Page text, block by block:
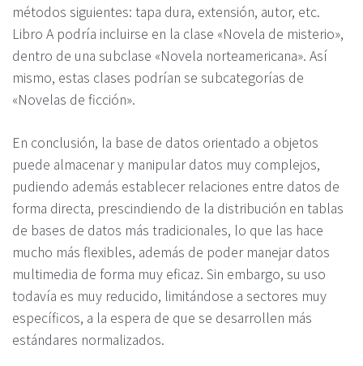
métodos siguientes: tapa dura, extensión, autor, etc.
Libro A podría incluirse en la clase «Novela de misterio»,
dentro de una subclase «Novela norteamericana». Así
mismo, estas clases podrían se subcategorías de
«Novelas de ficción».
En conclusión, la base de datos orientado a objetos
puede almacenar y manipular datos muy complejos,
pudiendo además establecer relaciones entre datos de
forma directa, prescindiendo de la distribución en tablas
de bases de datos más tradicionales, lo que las hace
mucho más flexibles, además de poder manejar datos
multimedia de forma muy eficaz. Sin embargo, su uso
todavía es muy reducido, limitándose a sectores muy
específicos, a la espera de que se desarrollen más
estándares normalizados.